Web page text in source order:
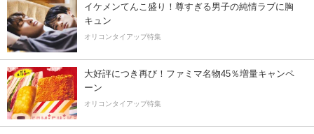
イケメンてんこ盛り！尊すぎる男子の純情ラブに胸
キュン
オリコンタイアップ特集
大好評につき再び！ファミマ名物45％増量キャンペ
ーン
オリコンタイアップ特集